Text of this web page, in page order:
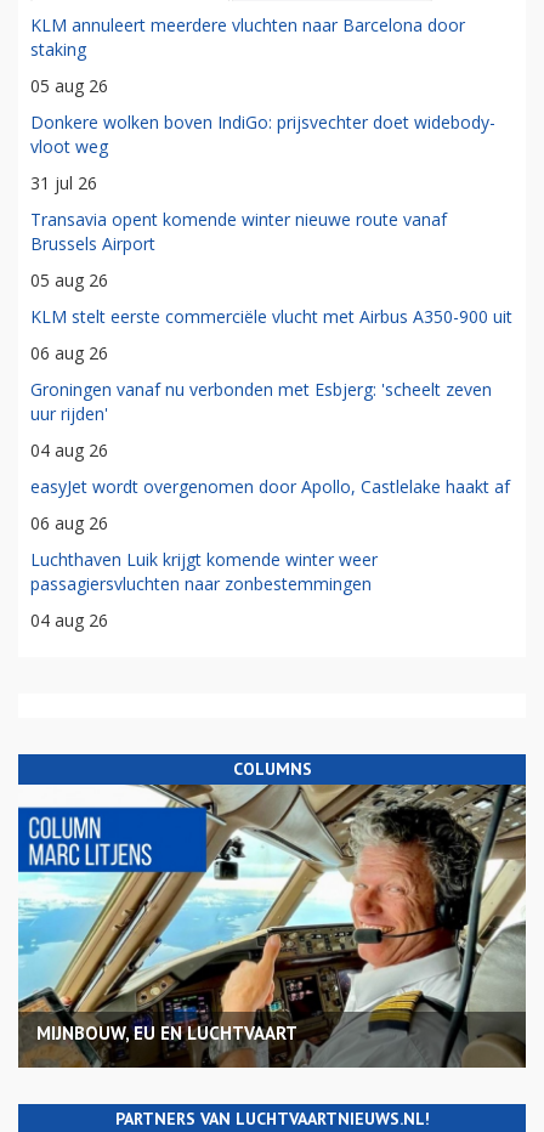
KLM annuleert meerdere vluchten naar Barcelona door
staking
05 aug 26
Donkere wolken boven IndiGo: prijsvechter doet widebody-
vloot weg
31 jul 26
Transavia opent komende winter nieuwe route vanaf
Brussels Airport
05 aug 26
KLM stelt eerste commerciële vlucht met Airbus A350-900 uit
06 aug 26
Groningen vanaf nu verbonden met Esbjerg: 'scheelt zeven
uur rijden'
04 aug 26
easyJet wordt overgenomen door Apollo, Castlelake haakt af
06 aug 26
Luchthaven Luik krijgt komende winter weer
passagiersvluchten naar zonbestemmingen
04 aug 26
COLUMNS
MIJNBOUW, EU EN LUCHTVAART
PARTNERS VAN LUCHTVAARTNIEUWS.NL!